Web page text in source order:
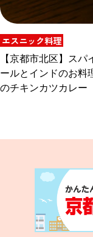
エスニック料理
【京都市北区】ス
ールとインドのお
のチキンカツカレー